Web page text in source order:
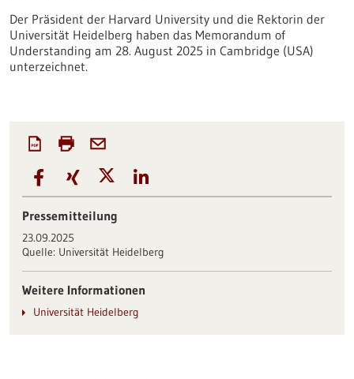
Der Präsident der Harvard University und die Rektorin der
Universität Heidelberg haben das Memorandum of
Understanding am 28. August 2025 in Cambridge (USA)
unterzeichnet.
Pressemitteilung
23.09.2025
Quelle: Universität Heidelberg
Weitere Informationen
Universität Heidelberg